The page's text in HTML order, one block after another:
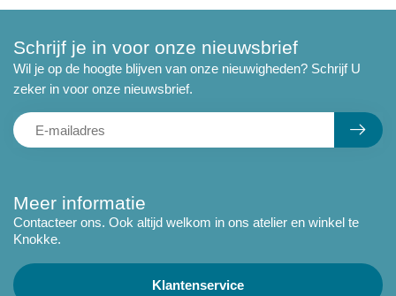
Meer informatie
Contacteer ons. Ook altijd welkom in ons atelier en winkel te
Knokke.
Klantenservice
Schrijf je in voor onze nieuwsbrief
Wil je op de hoogte blijven van onze nieuwigheden? Schrijf U
zeker in voor onze nieuwsbrief.